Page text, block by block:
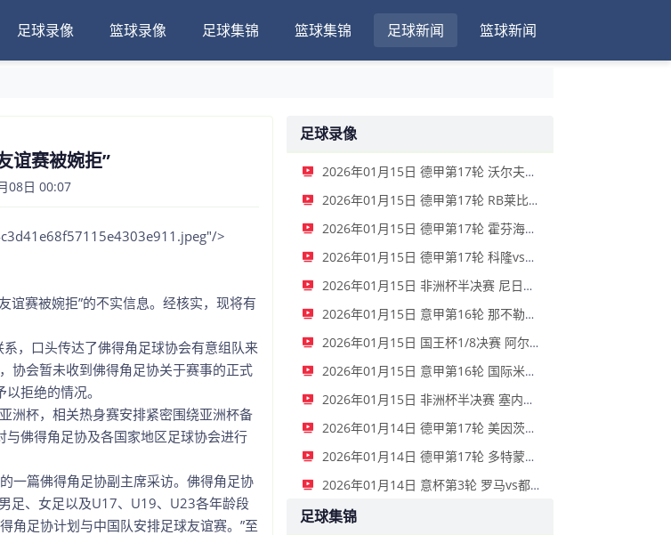
足球录像 篮球录像 足球集锦 篮球集锦 足球新闻 篮球新闻
谊赛被婉拒”
日 00:07
>
谊赛被婉拒”的不实信息。经核实，现将有
，口头传达了佛得角足球协会有意组队来
协会暂未收到佛得角足协关于赛事的正式
拒绝的情况。
洲杯，相关热身赛安排紧密围绕亚洲杯备
佛得角足协及各国家地区足球协会进行
一篇佛得角足协副主席采访。佛得角足协
足、女足以及U17、U19、U23各年龄段
角足协计划与中国队安排足球友谊赛。”至
足球录像
2026年01月15日 德甲第17轮 沃尔夫斯堡vs圣保利 全场录像
2026年01月15日 德甲第17轮 RB莱比锡vs弗赖堡 全场录像
2026年01月15日 德甲第17轮 霍芬海姆vs门兴 全场录像
2026年01月15日 德甲第17轮 科隆vs拜仁慕尼黑 全场录像
2026年01月15日 非洲杯半决赛 尼日利亚vs摩洛哥 全场录像
2026年01月15日 意甲第16轮 那不勒斯vs帕尔马 全场录像
2026年01月15日 国王杯1/8决赛 阿尔瓦塞特vs皇家马德里 全场录像
2026年01月15日 意甲第16轮 国际米兰vs莱切 全场录像
2026年01月15日 非洲杯半决赛 塞内加尔vs埃及 全场录像
2026年01月14日 德甲第17轮 美因茨vs海登海姆 全场录像
2026年01月14日 德甲第17轮 多特蒙德vs不莱梅 全场录像
2026年01月14日 意杯第3轮 罗马vs都灵 全场录像
足球集锦